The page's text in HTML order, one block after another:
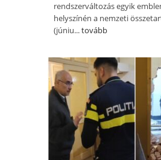
rendszerváltozás egyik
helyszínén a nemzeti
(júniu...tovább